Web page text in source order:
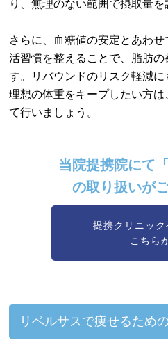
り、無理のない範囲で摂取量を
さらに、血糖値の安定とあわ
活習慣を整えることで、脂肪の
す。リバウンドのリスク軽減
理想の体重をキープしたい方
て行いましょう。
当院提携院にて
の取り扱いが
提携クリニック
こちら
リベルサスで痩せるため